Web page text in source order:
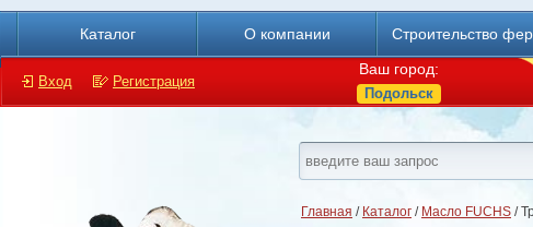
Каталог О компании Строительство
Вход Регистрация
Ваш город:
Подольск
Главная / Каталог / Масло FUCHS /